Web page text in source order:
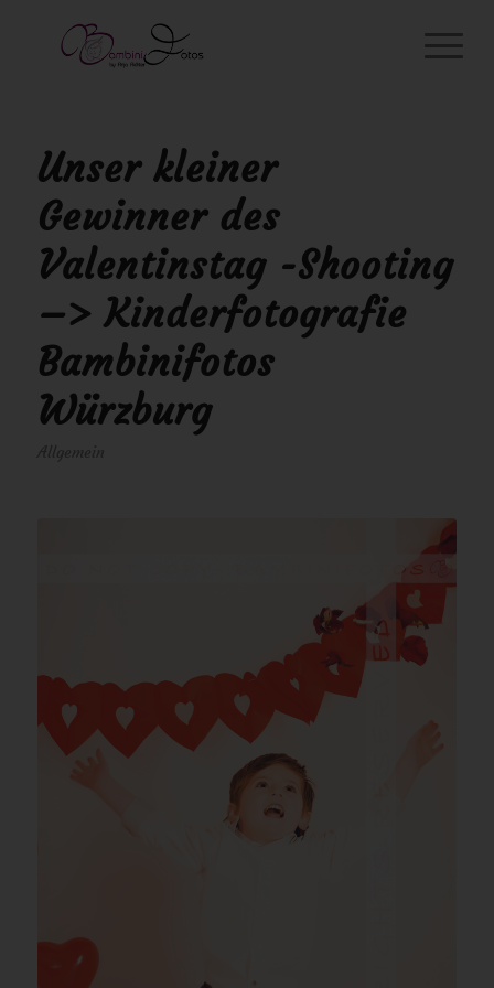
Unser kleiner
Gewinner des
Valentinstag -Shooting
–> Kinderfotografie
Bambinifotos
Würzburg